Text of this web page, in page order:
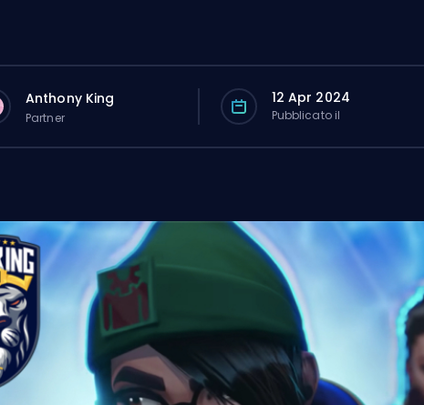
Anthony King
Partner
12 Apr 2024
Pubblicato il